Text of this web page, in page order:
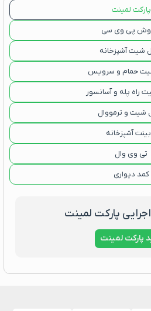
پارکت لمینت
پی وی سی
شیت آشپزخانه
حمام و سرویس
راه پله و آسانسور
شیت و ترمووال
آشپزخانه
تی وی وال
کمد دیواری
پارکت لمینت
پارکت لمینت